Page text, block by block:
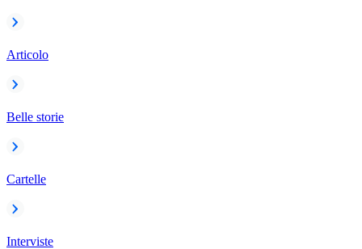
Articolo
Belle storie
Cartelle
Interviste